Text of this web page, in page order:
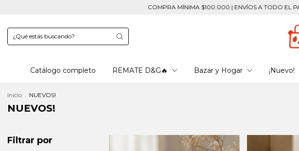
COMPRA MÍNIMA $100.000 | ENVÍOS A TODO EL PAÍS COMPRA MÍNIMA
Catálogo completo REMATE D&G🔥 Bazar y Hogar ¡Nuevo!
Inicio . NUEVOS!
NUEVOS!
Filtrar por